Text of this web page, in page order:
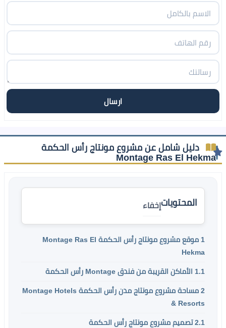
دليل شامل عن مشروع مونتاج رأس الحكمة
Montage Ras El Hekma
المحتوياتإخفاء
1
موقع مشروع مونتاج رأس الحكمة Montage Ras El
Hekma
1.1 الأماكن القريبة من فندق Montage رأس الحكمة
2
مساحة مشروع مونتاج مدن رأس الحكمة Montage Hotels
& Resorts
2.1 تصميم مشروع مونتاج رأس الحكمة